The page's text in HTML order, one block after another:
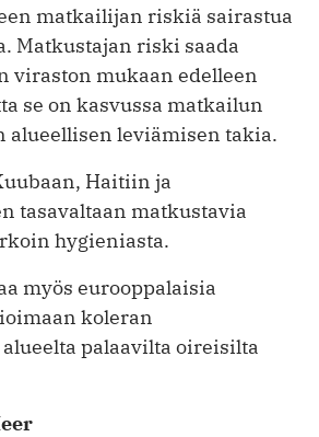
matkailijan riskiä sairastua
Matkustajan riski saada
viraston mukaan edelleen
se on kasvussa matkailun
alueellisen leviämisen takia.
Haitiin ja
tasavaltaan matkustavia
hygieniasta.
myös eurooppalaisia
koleran
palaavilta oireisilta